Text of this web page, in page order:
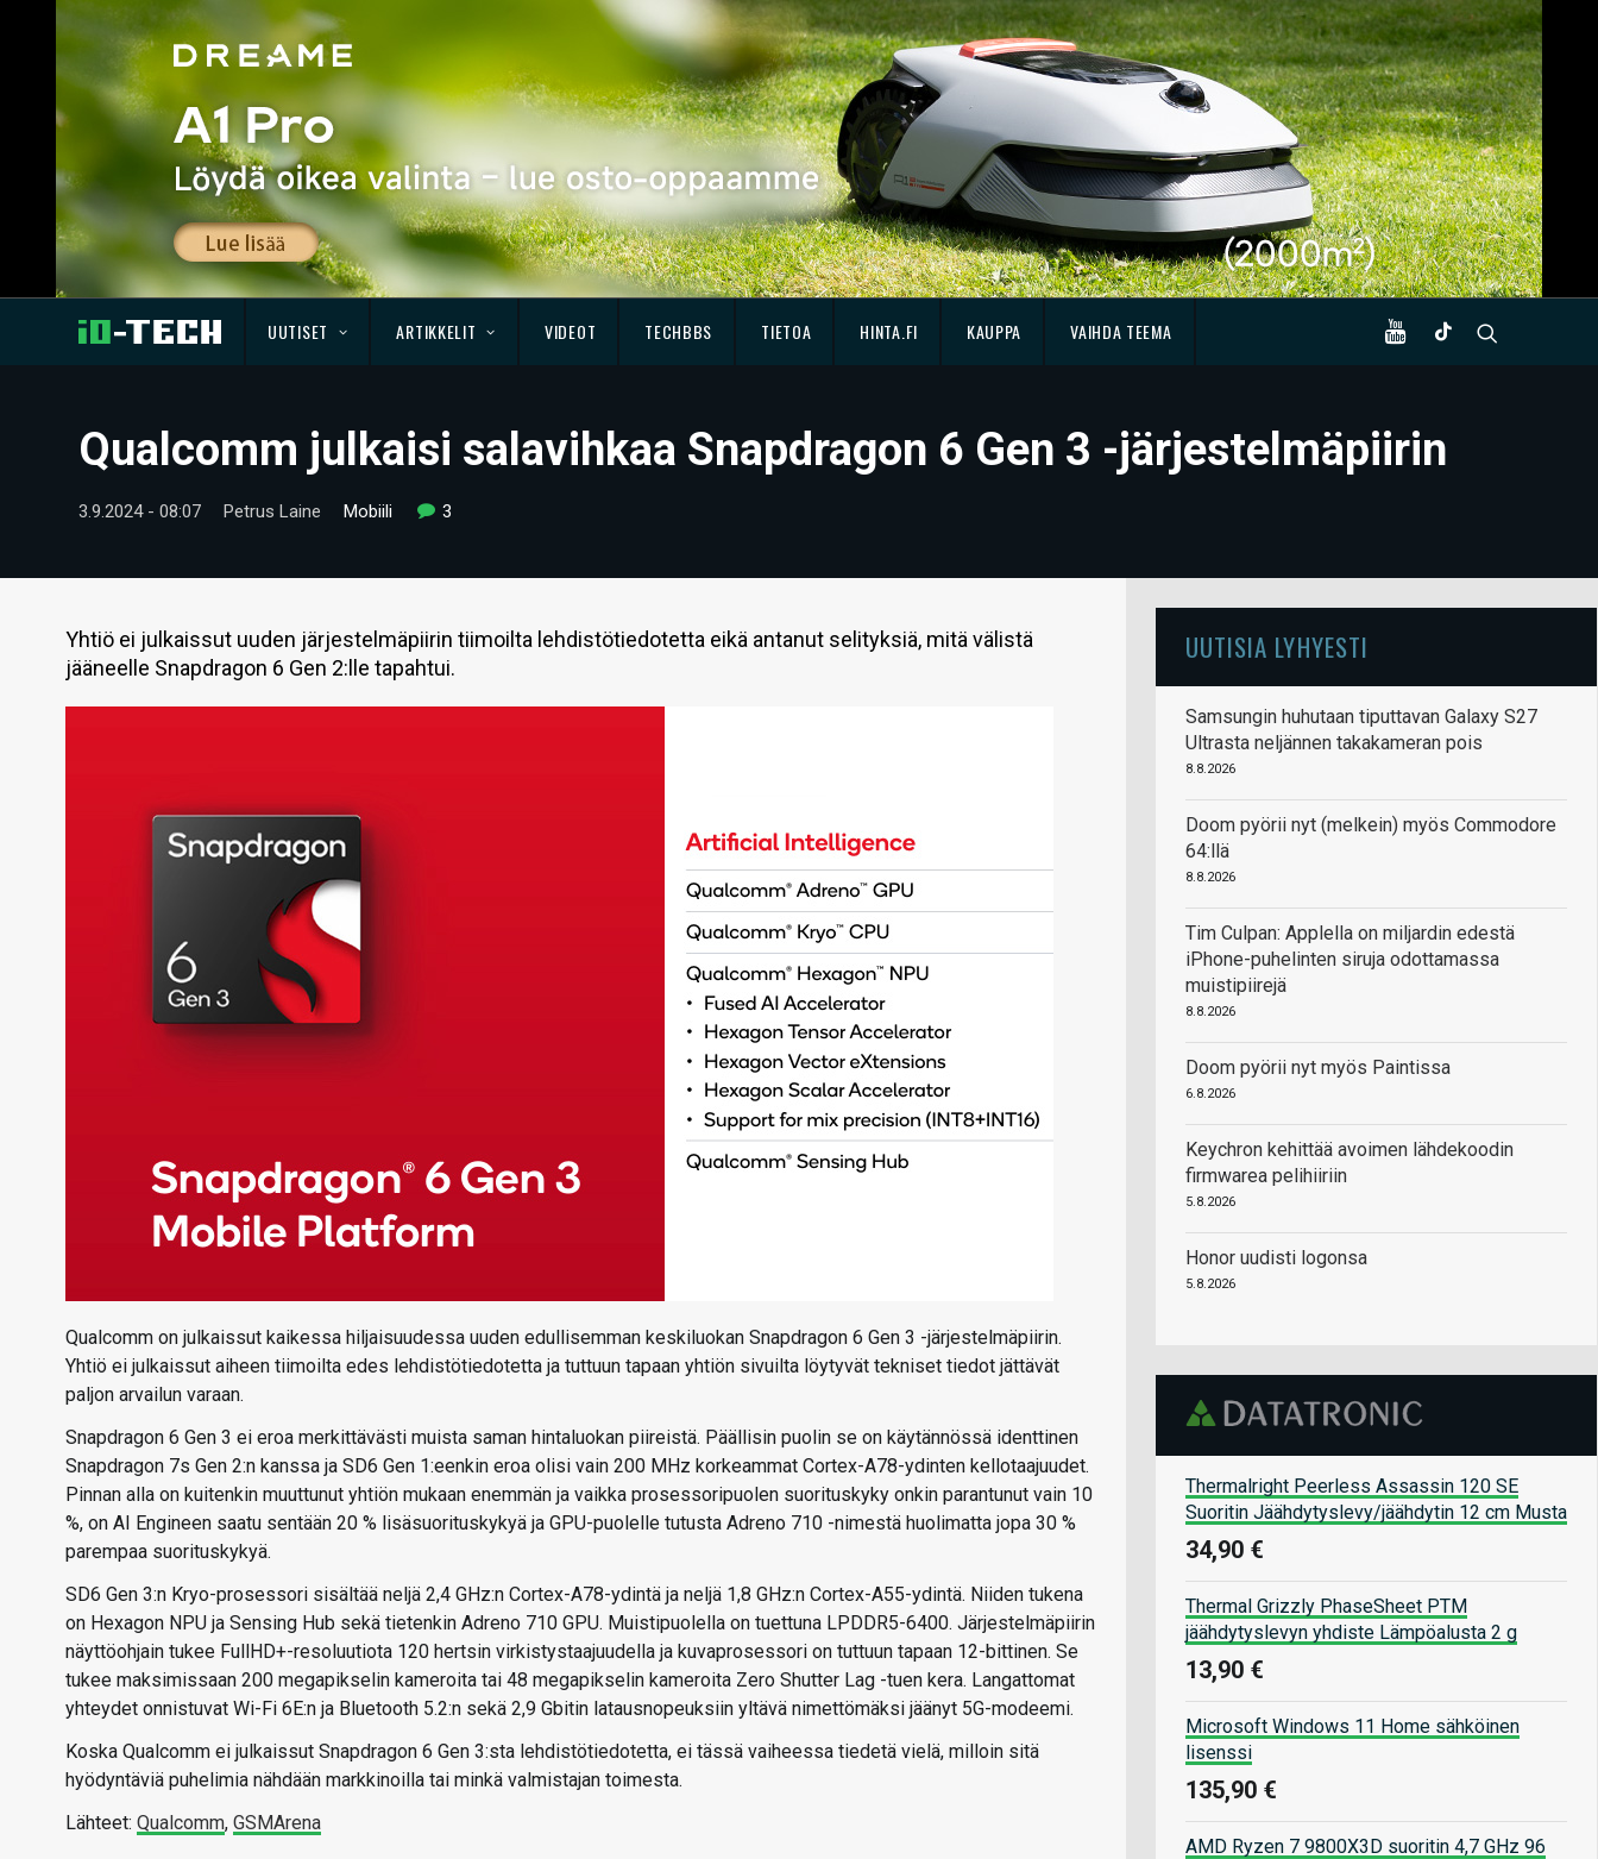
UUTISET ARTIKKELIT VIDEOT TECHBBS TIETOA HINTA.FI KAUPPA VAIHDA TEEMA
Qualcomm julkaisi salavihkaa Snapdragon 6 Gen 3 -järjestelmäpiirin
3.9.2024 - 08:07 Petrus Laine Mobiili 3
Yhtiö ei julkaissut uuden järjestelmäpiirin tiimoilta lehdistötiedotetta eikä antanut selityksiä, mitä välistä
jääneelle Snapdragon 6 Gen 2:lle tapahtui.
Qualcomm on julkaissut kaikessa hiljaisuudessa uuden edullisemman keskiluokan Snapdragon 6 Gen 3 -järjestelmäpiirin.
Yhtiö ei julkaissut aiheen tiimoilta edes lehdistötiedotetta ja tuttuun tapaan yhtiön sivuilta löytyvät tekniset tiedot jättävät
paljon arvailun varaan.
Snapdragon 6 Gen 3 ei eroa merkittävästi muista saman hintaluokan piireistä. Päällisin puolin se on käytännössä identtinen
Snapdragon 7s Gen 2:n kanssa ja SD6 Gen 1:eenkin eroa olisi vain 200 MHz korkeammat Cortex-A78-ydinten kellotaajuudet.
Pinnan alla on kuitenkin muuttunut yhtiön mukaan enemmän ja vaikka prosessoripuolen suorituskyky onkin parantunut vain 10
%, on AI Engineen saatu sentään 20 % lisäsuorituskykyä ja GPU-puolelle tutusta Adreno 710 -nimestä huolimatta jopa 30 %
parempaa suorituskykyä.
SD6 Gen 3:n Kryo-prosessori sisältää neljä 2,4 GHz:n Cortex-A78-ydintä ja neljä 1,8 GHz:n Cortex-A55-ydintä. Niiden tukena
on Hexagon NPU ja Sensing Hub sekä tietenkin Adreno 710 GPU. Muistipuolella on tuettuna LPDDR5-6400. Järjestelmäpiirin
näyttöohjain tukee FullHD+-resoluutiota 120 hertsin virkistystaajuudella ja kuvaprosessori on tuttuun tapaan 12-bittinen. Se
tukee maksimissaan 200 megapikselin kameroita tai 48 megapikselin kameroita Zero Shutter Lag -tuen kera. Langattomat
yhteydet onnistuvat Wi-Fi 6E:n ja Bluetooth 5.2:n sekä 2,9 Gbitin latausnopeuksiin yltävä nimettömäksi jäänyt 5G-modeemi.
Koska Qualcomm ei julkaissut Snapdragon 6 Gen 3:sta lehdistötiedotetta, ei tässä vaiheessa tiedetä vielä, milloin sitä
hyödyntäviä puhelimia nähdään markkinoilla tai minkä valmistajan toimesta.
Lähteet: Qualcomm, GSMArena
UUTISIA LYHYESTI
Samsungin huhutaan tiputtavan Galaxy S27
Ultrasta neljännen takakameran pois
8.8.2026
Doom pyörii nyt (melkein) myös Commodore
64:llä
8.8.2026
Tim Culpan: Applella on miljardin edestä
iPhone-puhelinten siruja odottamassa
muistipiirejä
8.8.2026
Doom pyörii nyt myös Paintissa
6.8.2026
Keychron kehittää avoimen lähdekoodin
firmwarea pelihiiriin
5.8.2026
Honor uudisti logonsa
5.8.2026
Thermalright Peerless Assassin 120 SE
Suoritin Jäähdytyslevy/jäähdytin 12 cm Musta
34,90 €
Thermal Grizzly PhaseSheet PTM
jäähdytyslevyn yhdiste Lämpöalusta 2 g
13,90 €
Microsoft Windows 11 Home sähköinen
lisenssi
135,90 €
AMD Ryzen 7 9800X3D suoritin 4,7 GHz 96